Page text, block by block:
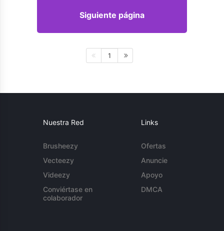
Siguiente página
1
Nuestra Red
Brusheezy
Vecteezy
Videezy
Conviértase en
colaborador
Links
Ofertas
Anuncie
Apoyo
DMCA